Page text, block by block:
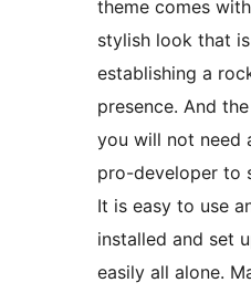
theme comes
stylish look that
establishing a
presence. And
you will not need
pro-developer to
It is easy to use
installed and set
easily all alone.